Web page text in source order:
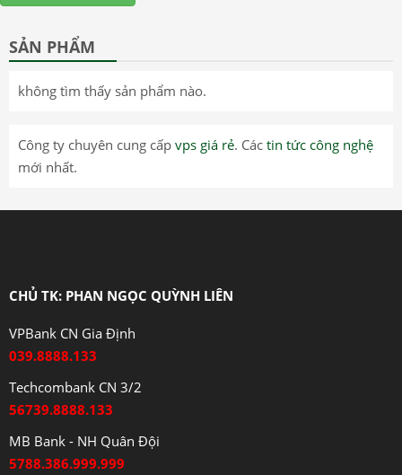
SẢN PHẨM
không tìm thấy sản phẩm nào.
Công ty chuyên cung cấp vps giá rẻ. Các tin tức công nghệ
mới nhất.
CHỦ TK: PHAN NGỌC QUỲNH LIÊN
VPBank CN Gia Định
039.8888.133
Techcombank CN 3/2
56739.8888.133
MB Bank - NH Quân Đội
5788.386.999.999